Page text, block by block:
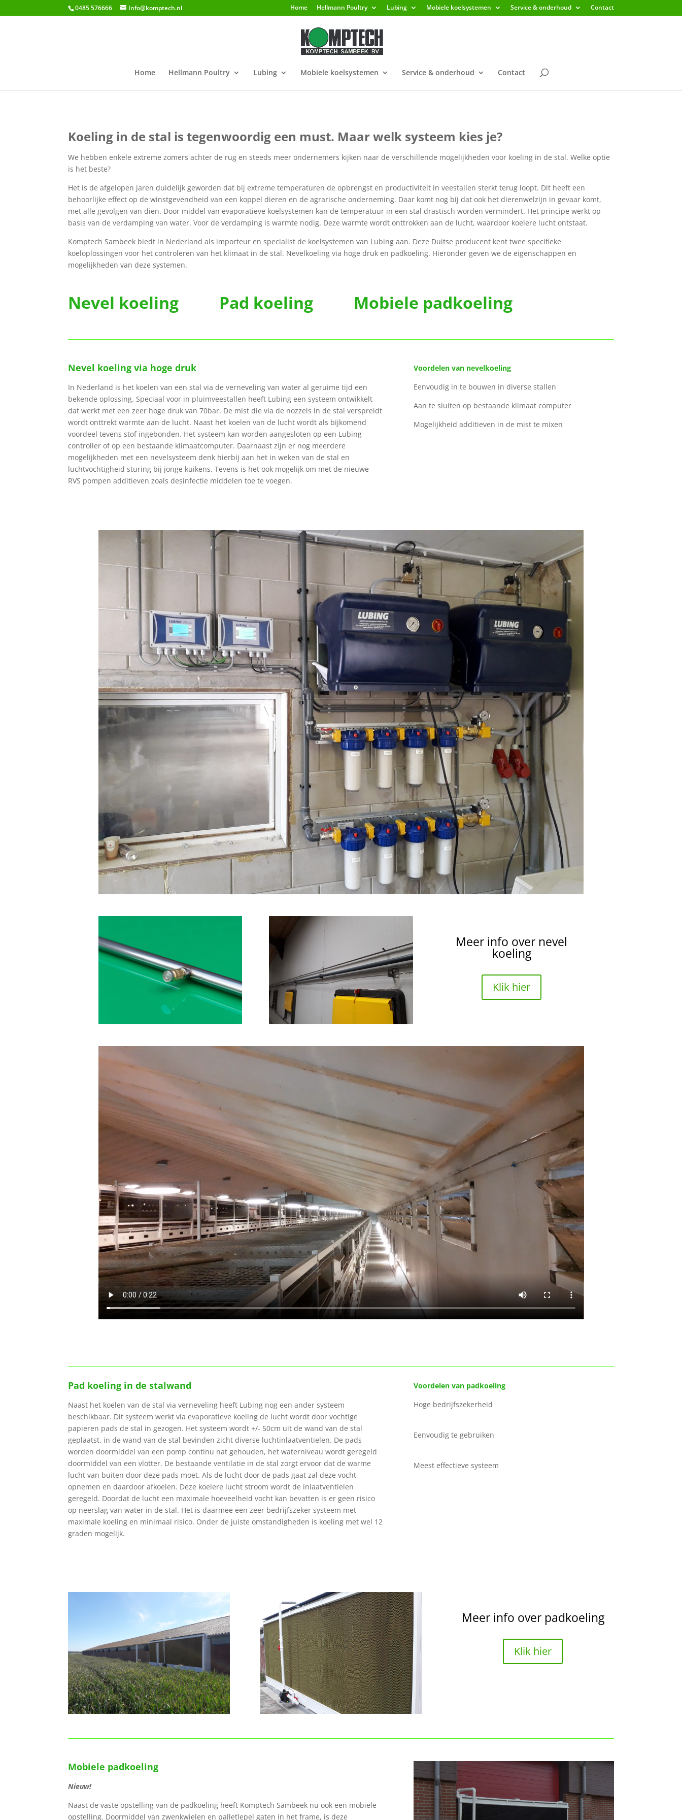
0485 576666 Info@komptech.nl Home Hellmann Poultry Lubing Mobiele koelsystemen Service & onderhoud Contact
Home Hellmann Poultry Lubing Mobiele koelsystemen Service & onderhoud Contact
Koeling in de stal is tegenwoordig een must. Maar welk systeem kies je?
We hebben enkele extreme zomers achter de rug en steeds meer ondernemers kijken naar de verschillende mogelijkheden voor koeling in de stal. Welke optie
is het beste?
Het is de afgelopen jaren duidelijk geworden dat bij extreme temperaturen de opbrengst en productiviteit in veestallen sterkt terug loopt. Dit heeft een
behoorlijke effect op de winstgevendheid van een koppel dieren en de agrarische onderneming. Daar komt nog bij dat ook het dierenwelzijn in gevaar komt,
met alle gevolgen van dien. Door middel van evaporatieve koelsystemen kan de temperatuur in een stal drastisch worden vermindert. Het principe werkt op
basis van de verdamping van water. Voor de verdamping is warmte nodig. Deze warmte wordt onttrokken aan de lucht, waardoor koelere lucht ontstaat.
Komptech Sambeek biedt in Nederland als importeur en specialist de koelsystemen van Lubing aan. Deze Duitse producent kent twee specifieke
koeloplossingen voor het controleren van het klimaat in de stal. Nevelkoeling via hoge druk en padkoeling. Hieronder geven we de eigenschappen en
mogelijkheden van deze systemen.
Nevel koeling Pad koeling Mobiele padkoeling
Nevel koeling via hoge druk
In Nederland is het koelen van een stal via de verneveling van water al geruime tijd een
bekende oplossing. Speciaal voor in pluimveestallen heeft Lubing een systeem ontwikkelt
dat werkt met een zeer hoge druk van 70bar. De mist die via de nozzels in de stal verspreidt
wordt onttrekt warmte aan de lucht. Naast het koelen van de lucht wordt als bijkomend
voordeel tevens stof ingebonden. Het systeem kan worden aangesloten op een Lubing
controller of op een bestaande klimaatcomputer. Daarnaast zijn er nog meerdere
mogelijkheden met een nevelsysteem denk hierbij aan het in weken van de stal en
luchtvochtigheid sturing bij jonge kuikens. Tevens is het ook mogelijk om met de nieuwe
RVS pompen additieven zoals desinfectie middelen toe te voegen.
Voordelen van nevelkoeling
Eenvoudig in te bouwen in diverse stallen
Aan te sluiten op bestaande klimaat computer
Mogelijkheid additieven in de mist te mixen
Meer info over nevel
koeling
Klik hier
Pad koeling in de stalwand
Naast het koelen van de stal via verneveling heeft Lubing nog een ander systeem
beschikbaar. Dit systeem werkt via evaporatieve koeling de lucht wordt door vochtige
papieren pads de stal in gezogen. Het systeem wordt +/- 50cm uit de wand van de stal
geplaatst, in de wand van de stal bevinden zicht diverse luchtinlaatventielen. De pads
worden doormiddel van een pomp continu nat gehouden, het waterniveau wordt geregeld
doormiddel van een vlotter. De bestaande ventilatie in de stal zorgt ervoor dat de warme
lucht van buiten door deze pads moet. Als de lucht door de pads gaat zal deze vocht
opnemen en daardoor afkoelen. Deze koelere lucht stroom wordt de inlaatventielen
geregeld. Doordat de lucht een maximale hoeveelheid vocht kan bevatten is er geen risico
op neerslag van water in de stal. Het is daarmee een zeer bedrijfszeker systeem met
maximale koeling en minimaal risico. Onder de juiste omstandigheden is koeling met wel 12
graden mogelijk.
Voordelen van padkoeling
Hoge bedrijfszekerheid
Eenvoudig te gebruiken
Meest effectieve systeem
Meer info over padkoeling
Klik hier
Mobiele padkoeling
Nieuw!
Naast de vaste opstelling van de padkoeling heeft Komptech Sambeek nu ook een mobiele
opstelling. Doormiddel van zwenkwielen en palletlepel gaten in het frame, is deze